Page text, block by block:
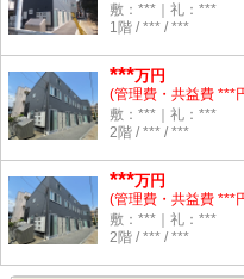
敷：***｜礼：***
1階 / *** / ***
***万円
(管理費・共益費 ***
敷：***｜礼：***
2階 / *** / ***
***万円
(管理費・共益費 ***
敷：***｜礼：***
2階 / *** / ***